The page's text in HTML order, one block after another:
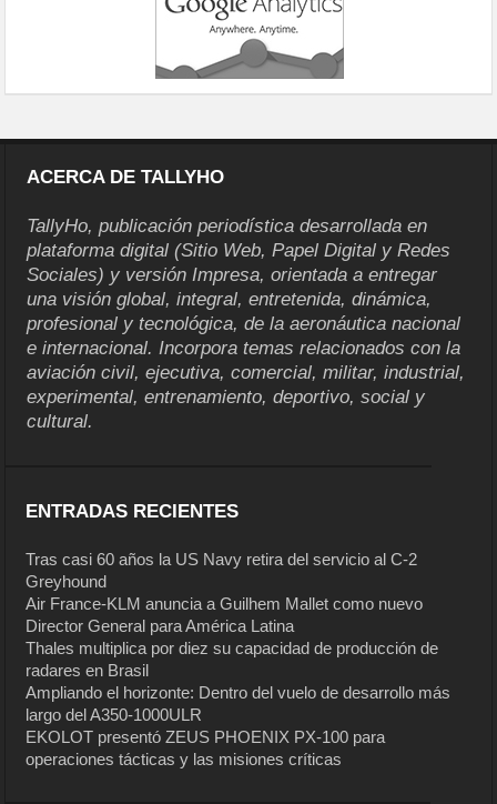
ACERCA DE TALLYHO
TallyHo, publicación periodística desarrollada en
plataforma digital (Sitio Web, Papel Digital y Redes
Sociales) y versión Impresa, orientada a entregar
una visión global, integral, entretenida, dinámica,
profesional y tecnológica, de la aeronáutica nacional
e internacional. Incorpora temas relacionados con la
aviación civil, ejecutiva, comercial, militar, industrial,
experimental, entrenamiento, deportivo, social y
cultural.
ENTRADAS RECIENTES
Tras casi 60 años la US Navy retira del servicio al C-2
Greyhound
Air France-KLM anuncia a Guilhem Mallet como nuevo
Director General para América Latina
Thales multiplica por diez su capacidad de producción de
radares en Brasil
Ampliando el horizonte: Dentro del vuelo de desarrollo más
largo del A350-1000ULR
EKOLOT presentó ZEUS PHOENIX PX-100 para
operaciones tácticas y las misiones críticas